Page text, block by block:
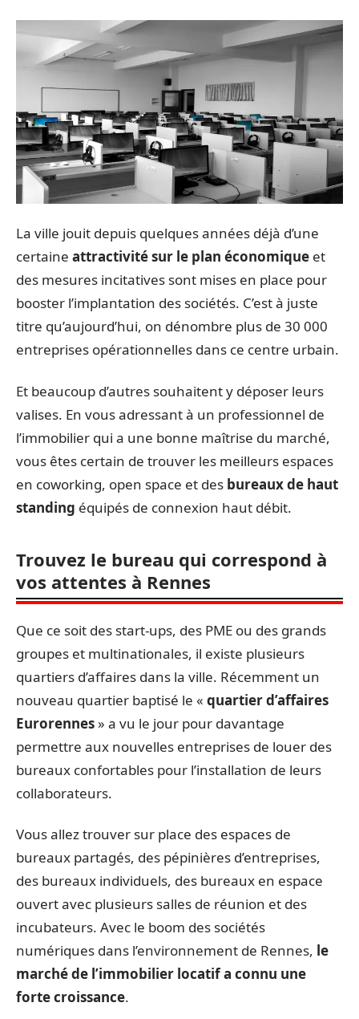
La ville jouit depuis quelques années déjà d’une
certaine attractivité sur le plan économique et
des mesures incitatives sont mises en place pour
booster l’implantation des sociétés. C’est à juste
titre qu’aujourd’hui, on dénombre plus de 30 000
entreprises opérationnelles dans ce centre urbain.
Et beaucoup d’autres souhaitent y déposer leurs
valises. En vous adressant à un professionnel de
l’immobilier qui a une bonne maîtrise du marché,
vous êtes certain de trouver les meilleurs espaces
en coworking, open space et des bureaux de haut
standing équipés de connexion haut débit.
Trouvez le bureau qui correspond à
vos attentes à Rennes
Que ce soit des start-ups, des PME ou des grands
groupes et multinationales, il existe plusieurs
quartiers d’affaires dans la ville. Récemment un
nouveau quartier baptisé le « quartier d’affaires
Eurorennes » a vu le jour pour davantage
permettre aux nouvelles entreprises de louer des
bureaux confortables pour l’installation de leurs
collaborateurs.
Vous allez trouver sur place des espaces de
bureaux partagés, des pépinières d’entreprises,
des bureaux individuels, des bureaux en espace
ouvert avec plusieurs salles de réunion et des
incubateurs. Avec le boom des sociétés
numériques dans l’environnement de Rennes, le
marché de l’immobilier locatif a connu une
forte croissance.